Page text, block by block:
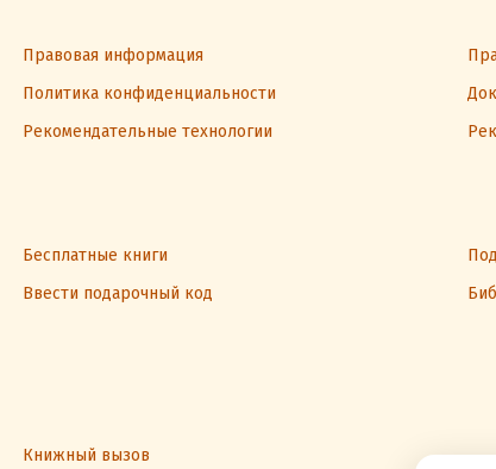
Правовая информация
Политика конфиденциальности
Рекомендательные технологии
Бесплатные книги
Ввести подарочный код
Книжный вызов